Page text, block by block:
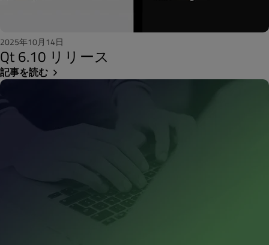
2025年10月14日
Qt 6.10 リリース
記事を読む